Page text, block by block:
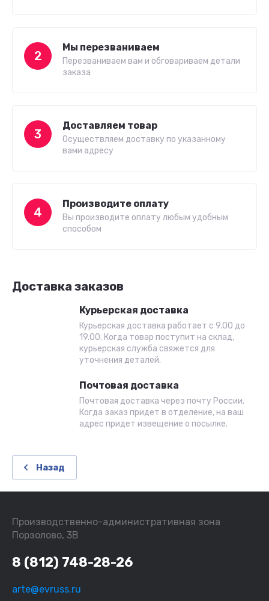
2
Мы перезваниваем
Перезваниваем вам и обговариваем детали
заказа
3
Доставляем товар
Осуществляем доставку по указанному
вами адресу
4
Производите оплату
Вы производите оплату любым удобным
способом
Доставка заказов
Курьерская доставка
Курьерская доставка работает с 9.00 до
19.00. Когда товар поступит на склад,
курьерская служба свяжется для
уточнения деталей.
Почтовая доставка
Почтовая доставка через почту России.
Когда заказ придет в отделение, на ваш
адрес придет извещение о посылке.
Назад
Производственно-административная зона
Порзолово, 3В
8 (812) 748-28-26
arte@evruss.ru